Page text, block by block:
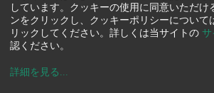
しています。クッキーの使用に同意いただけ
ンをクリックし、クッキーポリシーについて
リックしてください。詳しくは当サイトの サ
認ください。
詳細を見る ...